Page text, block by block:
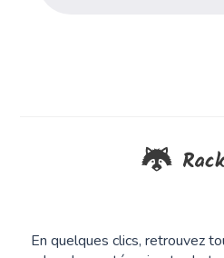
En quelques clics, retrouvez